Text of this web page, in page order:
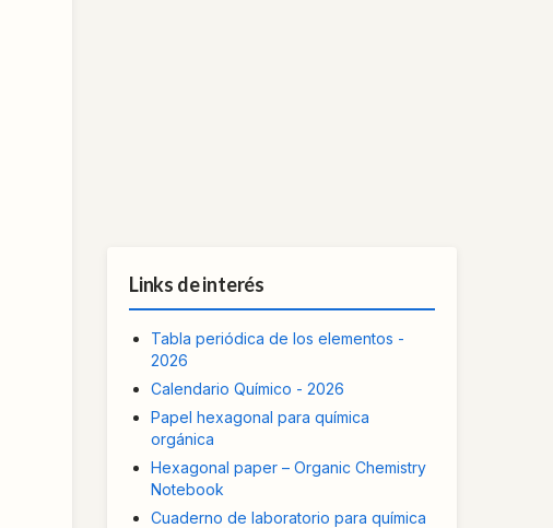
Links de interés
Tabla periódica de los elementos -
2026
Calendario Químico - 2026
Papel hexagonal para química
orgánica
Hexagonal paper – Organic Chemistry
Notebook
Cuaderno de laboratorio para química